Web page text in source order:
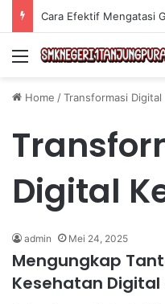
Menu
Home /Transformasi Digital
Digital
admin Mei 24, 2025
Mengungkap
Kesehatan Digital